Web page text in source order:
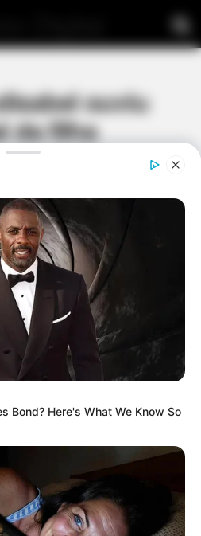
ouviu
da filha
se do impacto
única filha, a
de acordo
sobre o trágico
de 19 de
de 46 anos,
regressava a casa,
mais uma atuação.